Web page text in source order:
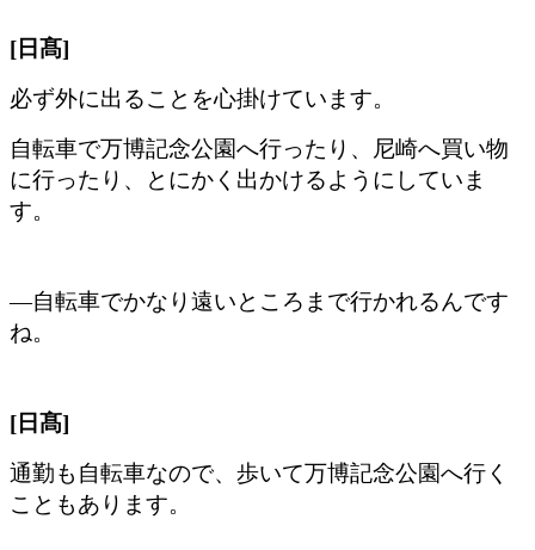
[日髙]
必ず外に出ることを心掛けています。
自転車で万博記念公園へ行ったり、尼崎へ買い物
に行ったり、とにかく出かけるようにしていま
す。
―自転車でかなり遠いところまで行かれるんです
ね。
[日髙]
通勤も自転車なので、歩いて万博記念公園へ行く
こともあります。